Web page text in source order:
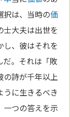
択は、当時の価
士大夫は出世を
し、彼はそれを
だ。それは「敗
の詩が千年以上
うに生きるべき
一つの答えを示